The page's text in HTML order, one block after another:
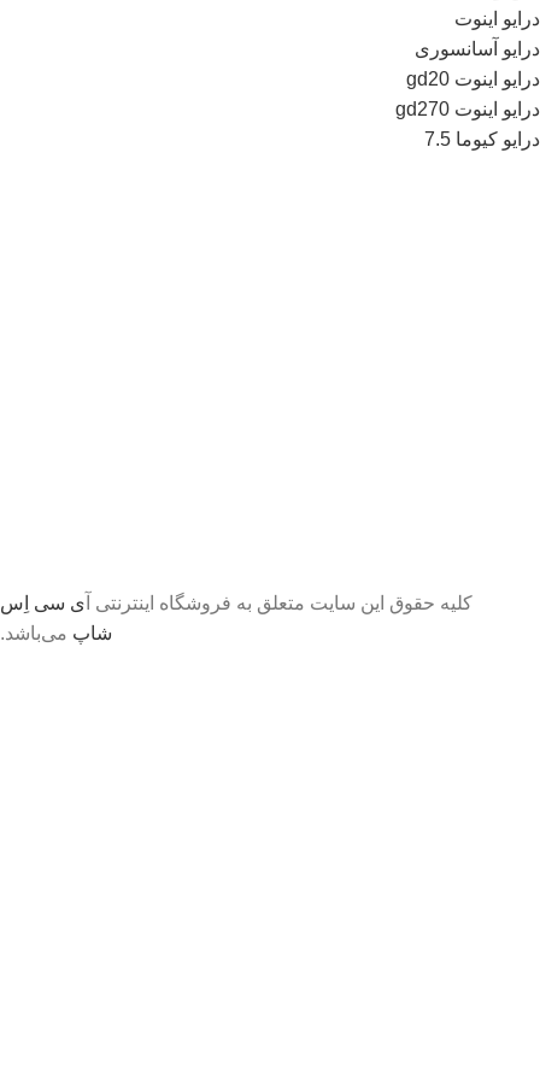
درایو اینوت
درایو آسانسوری
درایو اینوت gd20
درایو اینوت gd270
درایو کیوما 7.5
کلیه حقوق این سایت متعلق به فروشگاه اینترنتی آ ی سی اِس
شاپ می‌باشد.